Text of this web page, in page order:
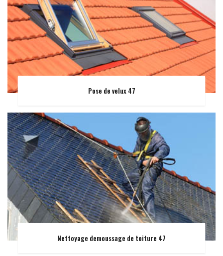
Pose de velux 47
Nettoyage demoussage de toiture 47